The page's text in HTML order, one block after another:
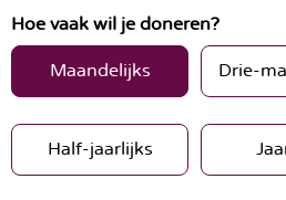
S
l
i
n
Hoe vaak wil je doneren?
Maandelijks Drie-
Half-jaarlijks